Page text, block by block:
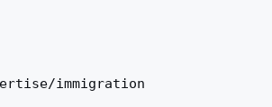
immigration